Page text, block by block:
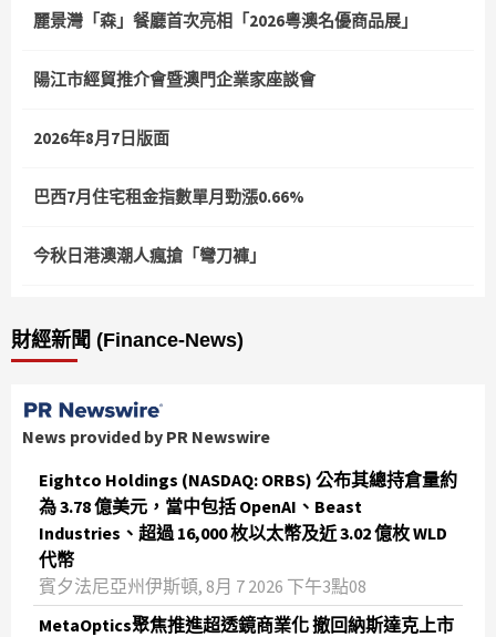
麗景灣「森」餐廳首次亮相「2026粵澳名優商品展」
陽江市經貿推介會暨澳門企業家座談會
2026年8月7日版面
巴西7月住宅租金指數單月勁漲0.66%
今秋日港澳潮人瘋搶「彎刀褲」
財經新聞 (Finance-News)
News provided by PR Newswire
Eightco Holdings (NASDAQ: ORBS) 公布其總持倉量約
為 3.78 億美元，當中包括 OpenAI、Beast
Industries、超過 16,000 枚以太幣及近 3.02 億枚 WLD
代幣
賓夕法尼亞州伊斯頓, 8月 7 2026 下午3點08
MetaOptics聚焦推進超透鏡商業化 撤回納斯達克上市